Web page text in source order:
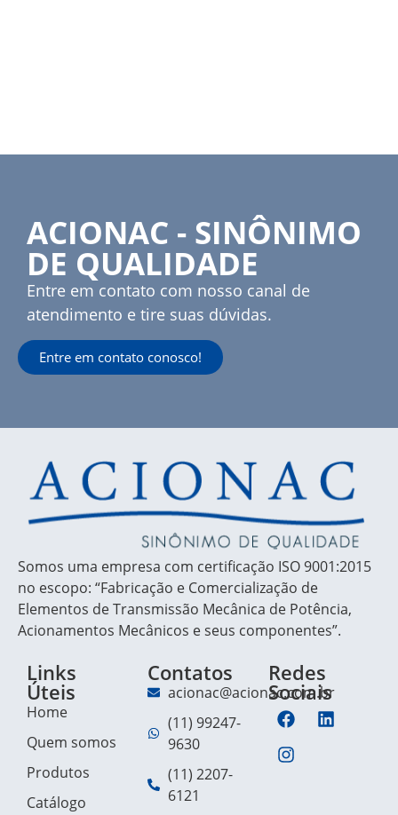
ACIONAC - SINÔNIMO
DE QUALIDADE
Entre em contato com nosso canal de
atendimento e tire suas dúvidas.
Entre em contato conosco!
Somos uma empresa com certificação ISO 9001:2015
no escopo: “Fabricação e Comercialização de
Elementos de Transmissão Mecânica de Potência,
Acionamentos Mecânicos e seus componentes”.
Links
Úteis
Home
Quem somos
Produtos
Catálogo
Contatos
acionac@acionac.com.br
(11) 99247-
9630
(11) 2207-
6121
Redes
Sociais